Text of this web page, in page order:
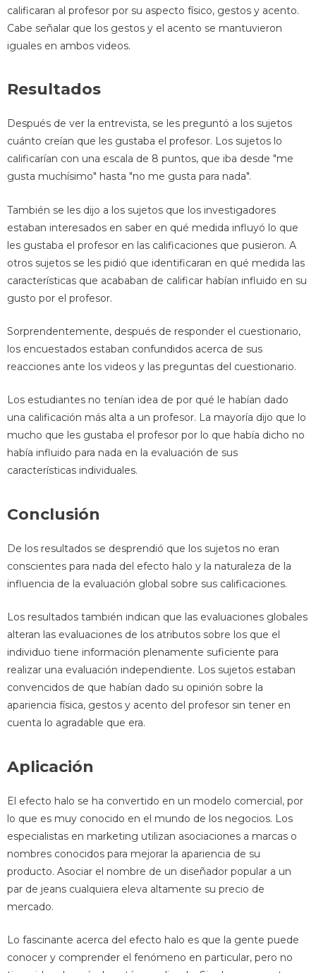
calificaran al profesor por su aspecto físico, gestos y acento.
Cabe señalar que los gestos y el acento se mantuvieron
iguales en ambos videos.
Resultados
Después de ver la entrevista, se les preguntó a los sujetos
cuánto creían que les gustaba el profesor. Los sujetos lo
calificarían con una escala de 8 puntos, que iba desde "me
gusta muchísimo" hasta "no me gusta para nada".
También se les dijo a los sujetos que los investigadores
estaban interesados ​​en saber en qué medida influyó lo que
les gustaba el profesor en las calificaciones que pusieron. A
otros sujetos se les pidió que identificaran en qué medida las
características que acababan de calificar habían influido en su
gusto por el profesor.
Sorprendentemente, después de responder el cuestionario,
los encuestados estaban confundidos acerca de sus
reacciones ante los videos y las preguntas del cuestionario.
Los estudiantes no tenían idea de por qué le habían dado
una calificación más alta a un profesor. La mayoría dijo que lo
mucho que les gustaba el profesor por lo que había dicho no
había influido para nada en la evaluación de sus
características individuales.
Conclusión
De los resultados se desprendió que los sujetos no eran
conscientes para nada del efecto halo y la naturaleza de la
influencia de la evaluación global sobre sus calificaciones.
Los resultados también indican que las evaluaciones globales
alteran las evaluaciones de los atributos sobre los que el
individuo tiene información plenamente suficiente para
realizar una evaluación independiente. Los sujetos estaban
convencidos de que habían dado su opinión sobre la
apariencia física, gestos y acento del profesor sin tener en
cuenta lo agradable que era.
Aplicación
El efecto halo se ha convertido en un modelo comercial, por
lo que es muy conocido en el mundo de los negocios. Los
especialistas en marketing utilizan asociaciones a marcas o
nombres conocidos para mejorar la apariencia de su
producto. Asociar el nombre de un diseñador popular a un
par de jeans cualquiera eleva altamente su precio de
mercado.
Lo fascinante acerca del efecto halo es que la gente puede
conocer y comprender el fenómeno en particular, pero no